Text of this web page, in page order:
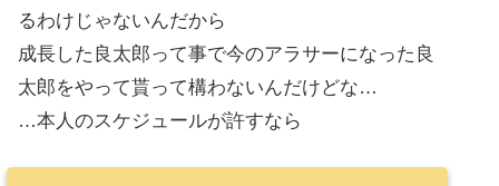
るわけじゃないんだから
成長した良太郎って事で今のアラサーになった良
太郎をやって貰って構わないんだけどな…
…本人のスケジュールが許すなら